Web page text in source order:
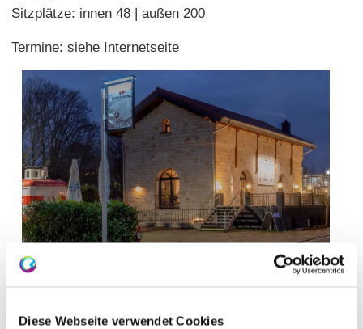
Diese Webseite verwendet Cookies
Sitzplätze: innen 48 | außen 200
Termine: siehe Internetseite